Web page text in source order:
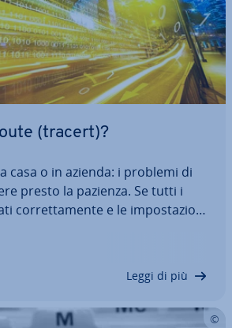
(tracert)?
casa o in azienda: i problemi di
presto la pazienza. Se tutti i
cor­ret­ta­men­te e le im­po­sta­zio­ni
aumenta. Per fortuna
Leggi di più